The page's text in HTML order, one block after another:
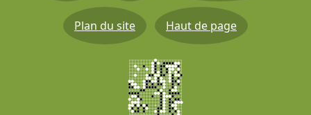
Plan du site Haut de page